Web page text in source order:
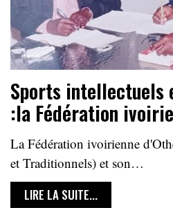
Sports
:la Fédération
La Fédération ivoirienne
et Traditionnels) et son…
LIRE LA SUITE...